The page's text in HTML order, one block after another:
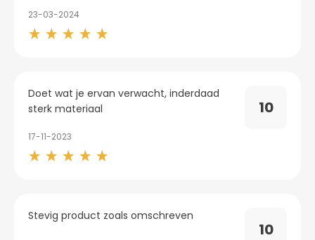
23-03-2024
10
Doet wat je ervan verwacht, inderdaad
sterk materiaal
17-11-2023
10
Stevig product zoals omschreven